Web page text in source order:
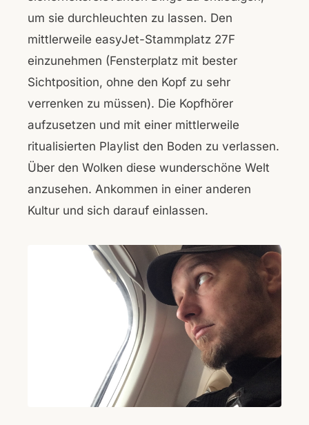
um sie durchleuchten zu lassen. Den
mittlerweile easyJet-Stammplatz 27F
einzunehmen (Fensterplatz mit bester
Sichtposition, ohne den Kopf zu sehr
verrenken zu müssen). Die Kopfhörer
aufzusetzen und mit einer mittlerweile
ritualisierten Playlist den Boden zu verlassen.
Über den Wolken diese wunderschöne Welt
anzusehen. Ankommen in einer anderen
Kultur und sich darauf einlassen.